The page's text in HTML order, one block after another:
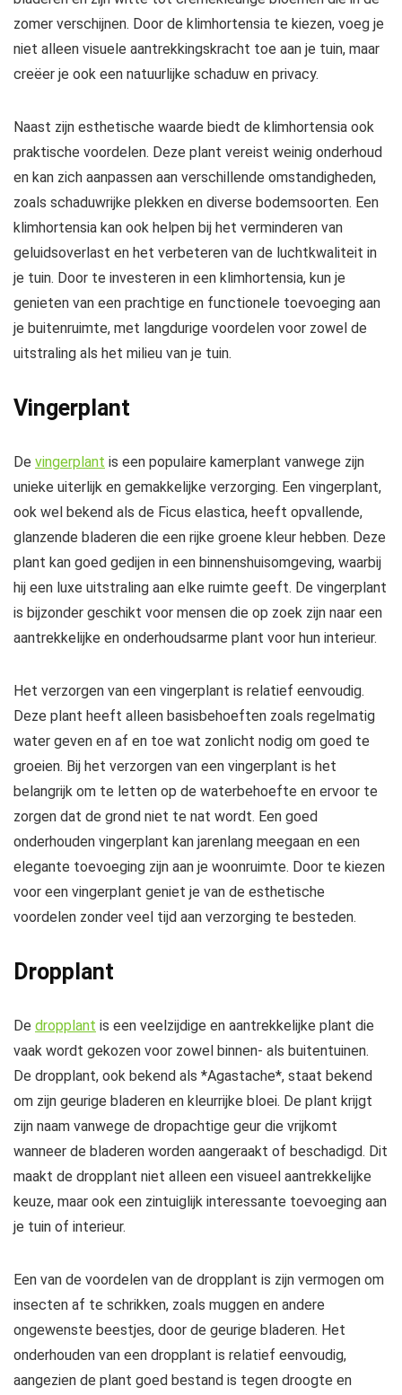
zomer verschijnen. Door de klimhortensia te kiezen, voeg je
niet alleen visuele aantrekkingskracht toe aan je tuin, maar
creëer je ook een natuurlijke schaduw en privacy.
Naast zijn esthetische waarde biedt de klimhortensia ook
praktische voordelen. Deze plant vereist weinig onderhoud
en kan zich aanpassen aan verschillende omstandigheden,
zoals schaduwrijke plekken en diverse bodemsoorten. Een
klimhortensia kan ook helpen bij het verminderen van
geluidsoverlast en het verbeteren van de luchtkwaliteit in
je tuin. Door te investeren in een klimhortensia, kun je
genieten van een prachtige en functionele toevoeging aan
je buitenruimte, met langdurige voordelen voor zowel de
uitstraling als het milieu van je tuin.
Vingerplant
De vingerplant is een populaire kamerplant vanwege zijn
unieke uiterlijk en gemakkelijke verzorging. Een vingerplant,
ook wel bekend als de Ficus elastica, heeft opvallende,
glanzende bladeren die een rijke groene kleur hebben. Deze
plant kan goed gedijen in een binnenshuisomgeving, waarbij
hij een luxe uitstraling aan elke ruimte geeft. De vingerplant
is bijzonder geschikt voor mensen die op zoek zijn naar een
aantrekkelijke en onderhoudsarme plant voor hun interieur.
Het verzorgen van een vingerplant is relatief eenvoudig.
Deze plant heeft alleen basisbehoeften zoals regelmatig
water geven en af en toe wat zonlicht nodig om goed te
groeien. Bij het verzorgen van een vingerplant is het
belangrijk om te letten op de waterbehoefte en ervoor te
zorgen dat de grond niet te nat wordt. Een goed
onderhouden vingerplant kan jarenlang meegaan en een
elegante toevoeging zijn aan je woonruimte. Door te kiezen
voor een vingerplant geniet je van de esthetische
voordelen zonder veel tijd aan verzorging te besteden.
Dropplant
De dropplant is een veelzijdige en aantrekkelijke plant die
vaak wordt gekozen voor zowel binnen- als buitentuinen.
De dropplant, ook bekend als *Agastache*, staat bekend
om zijn geurige bladeren en kleurrijke bloei. De plant krijgt
zijn naam vanwege de dropachtige geur die vrijkomt
wanneer de bladeren worden aangeraakt of beschadigd. Dit
maakt de dropplant niet alleen een visueel aantrekkelijke
keuze, maar ook een zintuiglijk interessante toevoeging aan
je tuin of interieur.
Een van de voordelen van de dropplant is zijn vermogen om
insecten af te schrikken, zoals muggen en andere
ongewenste beestjes, door de geurige bladeren. Het
onderhouden van een dropplant is relatief eenvoudig,
aangezien de plant goed bestand is tegen droogte en